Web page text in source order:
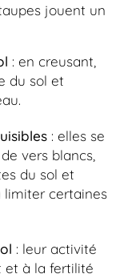
jouent un
: en creusant,
du sol et
: elles se
vers blancs,
du sol et
limiter certaines
: leur activité
et à la fertilité